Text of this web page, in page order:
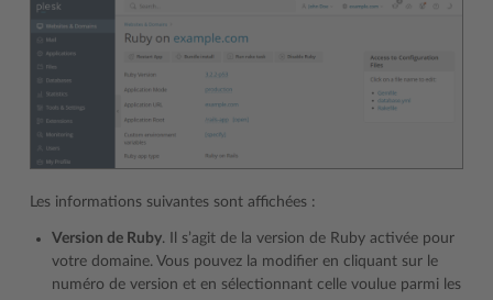
Les informations suivantes sont affichées :
Version de Ruby. Il s’agit de la version de Ruby activée pour
votre domaine. Vous pouvez la modifier en cliquant sur le
numéro de version et en sélectionnant celle voulue parmi les